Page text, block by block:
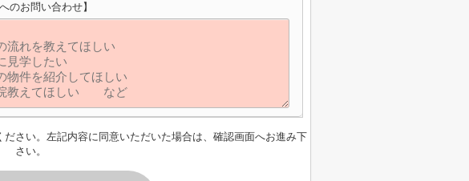
のお問い合わせ】
ださい。左記内容に同意いただいた場合は、確認画面へお進み下
さい。